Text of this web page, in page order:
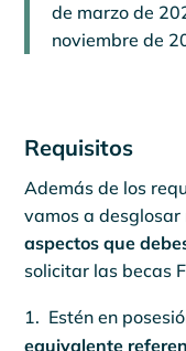
de marzo de
noviembre de
Requisitos
Además de los
vamos a desglosar
aspectos que
solicitar las becas
Estén en
equivalente